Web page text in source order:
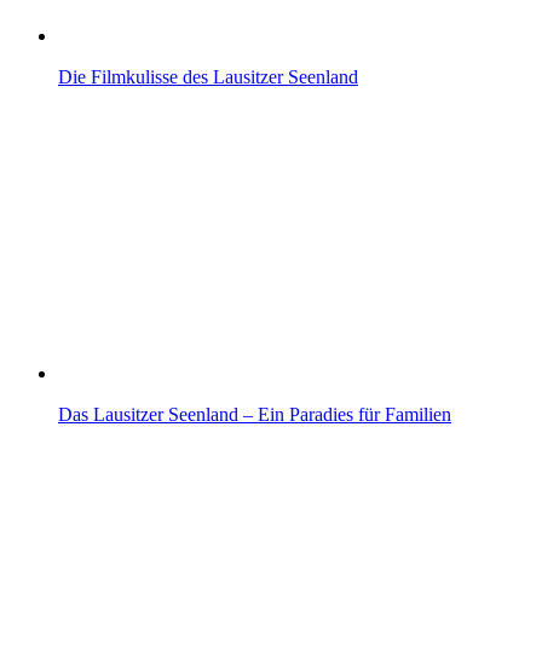
Die Filmkulisse des Lausitzer Seenland
Das Lausitzer Seenland – Ein Paradies für Familien